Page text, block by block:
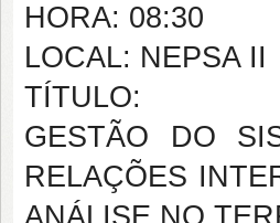
HORA: 08:30
LOCAL: NEPSA II
TÍTULO:
GESTÃO DO
RELAÇÕES
ANÁLISE NO